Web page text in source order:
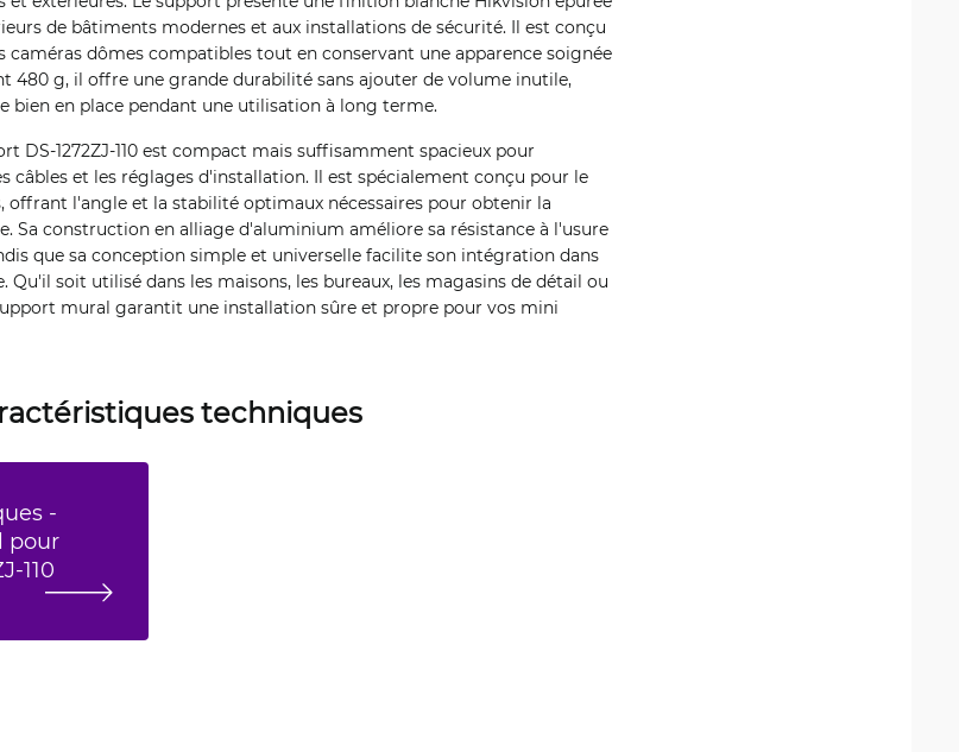
de bâtiments modernes et aux installations de sécurité. Il est conçu
dômes compatibles tout en conservant une apparence soignée
480 g, il offre une grande durabilité sans ajouter de volume inutile,
bien en place pendant une utilisation à long terme.
DS-1272ZJ-110 est compact mais suffisamment spacieux pour
câbles et les réglages d'installation. Il est spécialement conçu pour le
offrant l'angle et la stabilité optimaux nécessaires pour obtenir la
Sa construction en alliage d'aluminium améliore sa résistance à l'usure
que sa conception simple et universelle facilite son intégration dans
soit utilisé dans les maisons, les bureaux, les magasins de détail ou
mural garantit une installation sûre et propre pour vos mini
techniques
-
pour
110